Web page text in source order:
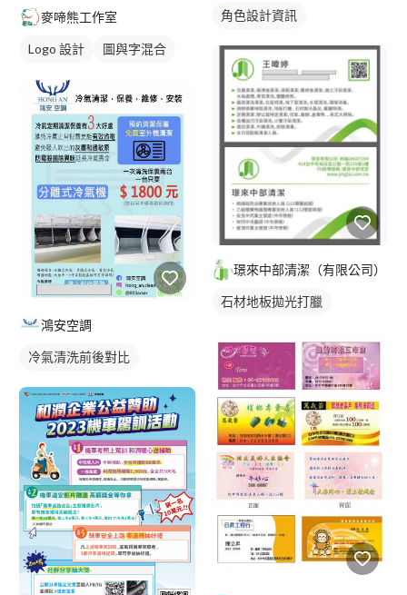
麥啼熊工作室
Logo 設計
圖與字混合
鴻安空調
冷氣清洗前後對比
角色設計資訊
璟來中部清潔（有限公司）
石材地板拋光打臘